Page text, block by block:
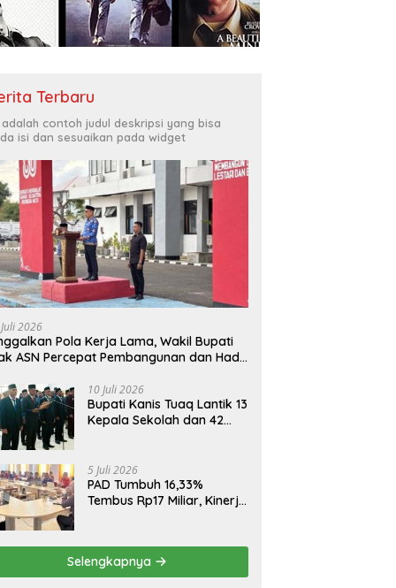
Terbaru
adalah contoh judul deskripsi yang bisa
isi dan sesuaikan pada widget
2026
Pola Kerja Lama, Wakil Bupati
ASN Percepat Pembangunan dan Hadir
10 Juli 2026
Bupati Kanis Tuaq Lantik 13
Kepala Sekolah dan 42
5 Juli 2026
PAD Tumbuh 16,33%
Tembus Rp17 Miliar, Kinerja
Selengkapnya